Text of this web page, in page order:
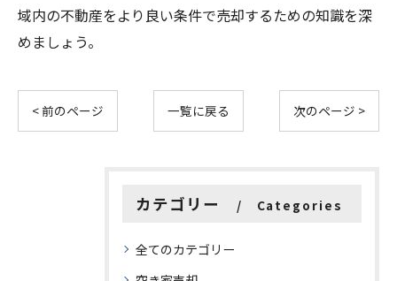
域内の不動産をより良い条件で売却するための知識を深
めましょう。
< 前のページ 一覧に戻る 次のページ >
カテゴリー Categories
全てのカテゴリー